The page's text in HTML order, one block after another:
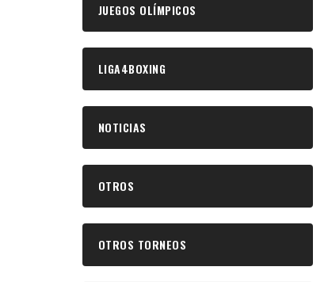
JUEGOS OLÍMPICOS
LIGA4BOXING
NOTICIAS
OTROS
OTROS TORNEOS